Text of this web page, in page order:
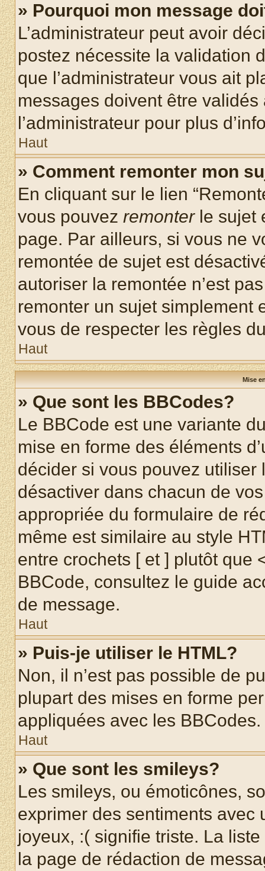
» Pourquoi mon message
L’administrateur peut avoir
postez nécessite la validation
que l’administrateur vous ait
messages doivent être validés
l’administrateur pour plus
Haut
» Comment remonter mon
En cliquant sur le lien
vous pouvez remonterle sujet
page. Par ailleurs, si vous ne
remontée de sujet est
autoriser la remontée n’est
remonter un sujet simplement
vous de respecter les règles
Haut
Mise
» Que sont les BBCodes?
Le BBCode est une variante
mise en forme des éléments
décider si vous pouvez
désactiver dans chacun de
appropriée du formulaire de
même est similaire au style
entre crochets [ et ] plutôt que
BBCode, consultez le guide
de message.
Haut
» Puis-je utiliser le HTML?
Non, il n’est pas possible de
plupart des mises en forme
appliquées avec les BBCodes.
Haut
» Que sont les smileys?
Les smileys, ou émoticônes,
exprimer des sentiments avec
joyeux, :( signifie triste. La
la page de rédaction de